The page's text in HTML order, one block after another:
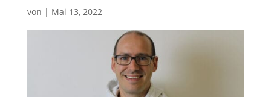
von | Mai 13, 2022